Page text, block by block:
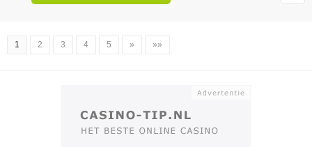
1 2 3 4 5 » »»